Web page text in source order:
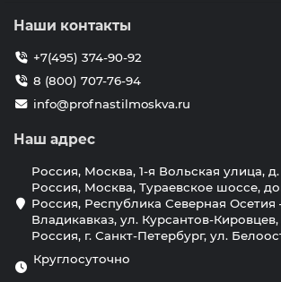
Наши контакты
+7(495) 374-90-92
8 (800) 707-76-94
info@profnastilmoskva.ru
Наш адрес
Россия, Москва, 1-я Вольская улица, д.
Россия, Москва, Тураевское шоссе,
Россия, Республика Северная Осетия
Владикавказ, ул. Курсантов-Кировцев,
Россия, г. Санкт-Петербург, ул.
Круглосуточно